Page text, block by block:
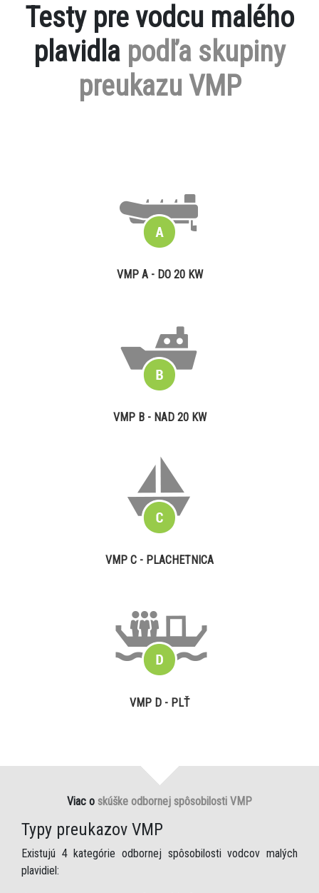
Testy pre vodcu malého
plavidla podľa skupiny
preukazu VMP
VMP A - DO 20 KW
VMP B - NAD 20 KW
VMP C - PLACHETNICA
VMP D - PLŤ
Viac o skúške odbornej spôsobilosti VMP
Typy preukazov VMP
Existujú 4 kategórie odbornej spôsobilosti vodcov malých
plavidiel: